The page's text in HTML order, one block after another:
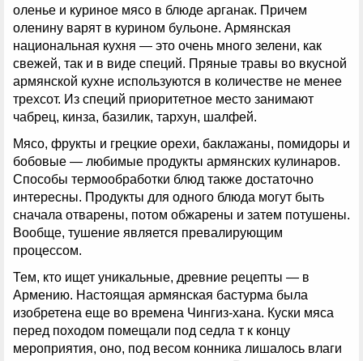
оленье и куриное мясо в блюде арганак. Причем
оленину варят в курином бульоне. Армянская
национальная кухня — это очень много зелени, как
свежей, так и в виде специй. Пряные травы во вкусной
армянской кухне используются в количестве не менее
трехсот. Из специй приоритетное место занимают
чабрец, кинза, базилик, тархун, шалфей.
Мясо, фрукты и грецкие орехи, баклажаны, помидоры и
бобовые — любимые продукты армянских кулинаров.
Способы термообработки блюд также достаточно
интересны. Продукты для одного блюда могут быть
сначала отварены, потом обжарены и затем потушены.
Вообще, тушение является превалирующим
процессом.
Тем, кто ищет уникальные, древние рецепты — в
Армению. Настоящая армянская бастурма была
изобретена еще во времена Чингиз-хана. Куски мяса
перед походом помещали под седла т к концу
мероприятия, оно, под весом конника лишалось влаги